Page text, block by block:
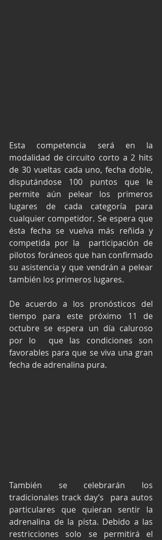
Esta competencia será en la
modalidad de circuito corto a 2 hits
de 30 vueltas cada uno, fecha doble,
disputándose 100 puntos que le
permite aún pelear los primeros
lugares de cada categoría para
cualquier competidor. Se espera que
ésta fecha se vuelva más reñida y
competida por la  participación de
pilotos foráneos que han confirmado
su asistencia y que vendrán a pelear
también los primeros lugares.
De acuerdo a los pronósticos del
tiempo para este próximo 11 de
octubre se espera un día caluroso
por lo  que las condiciones son
favorables para que se viva una gran
fecha de adrenalina pura.
También se celebrarán los
tradicionales track day’s  para autos
particulares que quieran sentir la
adrenalina de la pista. Debido a las
restricciones solo se permitirá el